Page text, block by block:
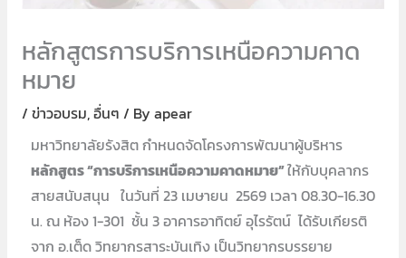
หลักสูตรการบริการเหนือความคาด
หมาย
/ ข่าวอบรม,อื่นๆ / By apear
มหาวิทยาลัยรังสิต กำหนดจัดโครงการพัฒนาผู้บริหาร
หลักสูตร “การบริการเหนือความคาดหมาย”ให้กับบุคลากร
สายสนับสนุน ในวันที่ 23 เมษายน 2569 เวลา 08.30-16.30
น. ณ ห้อง 1-301 ชั้น 3 อาคารอาทิตย์ อุไรรัตน์ ได้รับเกียรติ
จาก อ.เต็ด วิทยากรสาระบันเทิง เป็นวิทยากรบรรยาย